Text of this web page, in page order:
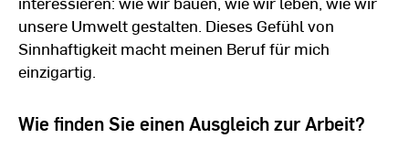
unsere Umwelt gestalten. Dieses Gefühl von
Sinnhaftigkeit macht meinen Beruf für mich
einzigartig.
Wie finden Sie einen Ausgleich zur Arbeit?